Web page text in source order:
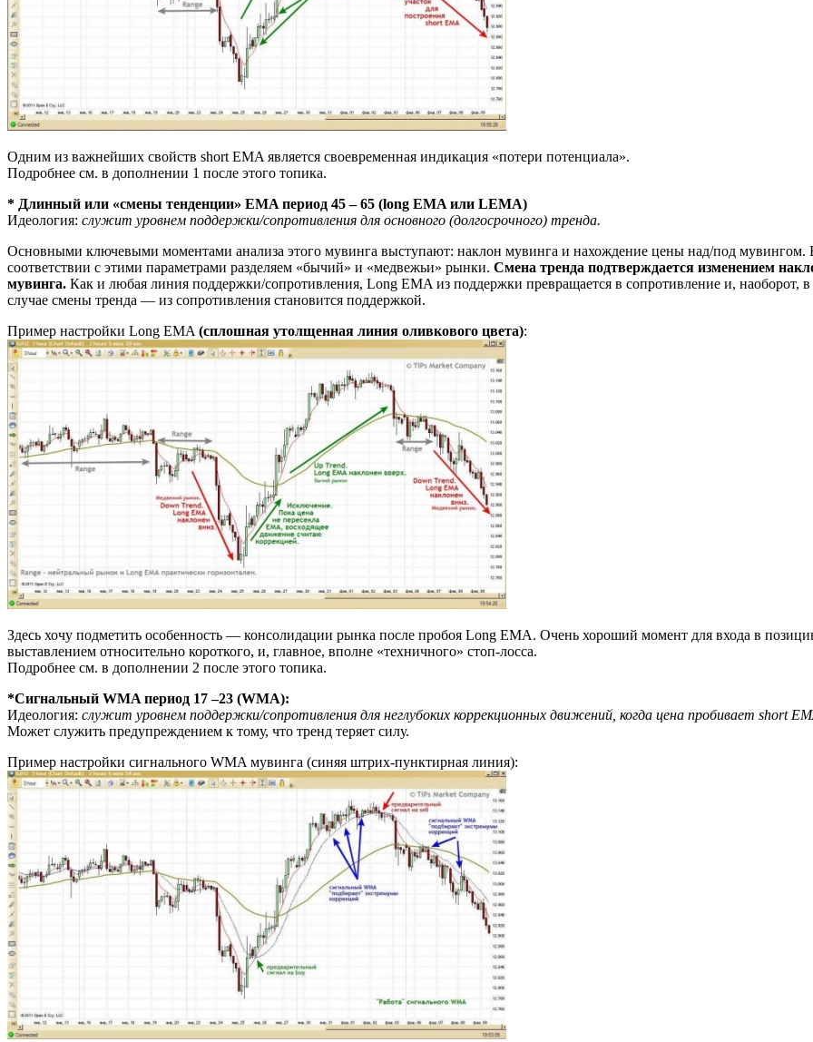
Одним из важнейших свойств short EMA является своевременная индикация «потери потенциала».
Подробнее см. в дополнении 1 после этого топика.
* Длинный или «смены тенденции» EMA период 45 – 65 (long EMA или LEMA)
Идеология: служит уровнем поддержки/сопротивления для основного (долгосрочного) тренда.
Основными ключевыми моментами анализа этого мувинга выступают: наклон мувинга и нахождение цены над/под мувингом.
соответствии с этими параметрами разделяем «бычий» и «медвежьи» рынки. Смена тренда подтверждается изменением
мувинга. Как и любая линия поддержки/сопротивления, Long EMA из поддержки превращается в сопротивление и, наоборот, в
случае смены тренда — из сопротивления становится поддержкой.
Пример настройки Long EMA (сплошная утолщенная линия оливкового цвета):
Здесь хочу подметить особенность — консолидации рынка после пробоя Long EMA. Очень хороший момент для входа в
выставлением относительно короткого, и, главное, вполне «техничного» стоп-лосса.
Подробнее см. в дополнении 2 после этого топика.
*Сигнальный WMA период 17 –23 (WMA):
Идеология: служит уровнем поддержки/сопротивления для неглубоких коррекционных движений, когда цена пробивает short
Может служить предупреждением к тому, что тренд теряет силу.
Пример настройки сигнального WMA мувинга (синяя штрих-пунктирная линия):